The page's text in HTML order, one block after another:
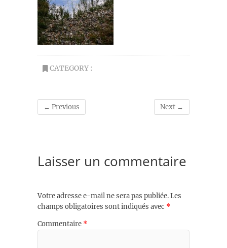
CATEGORY :
← Previous Next →
Laisser un commentaire
Votre adresse e-mail ne sera pas publiée.Les
champs obligatoires sont indiqués avec *
Commentaire *